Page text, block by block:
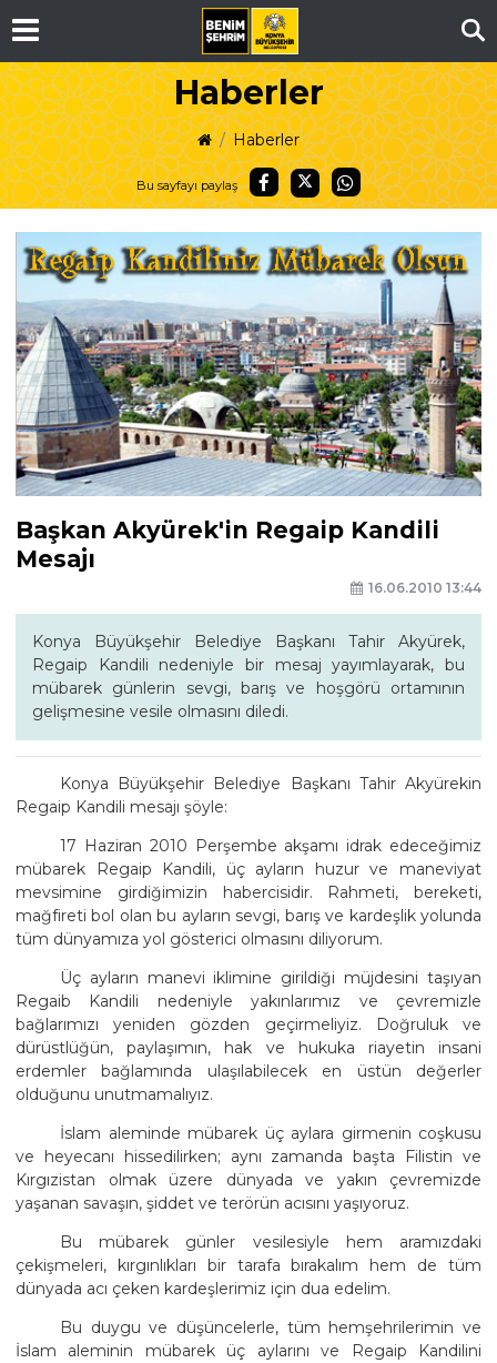
Haberler
Haberler
Bu sayfayı paylaş
Başkan Akyürek'in Regaip Kandili
Mesajı
16.06.2010 13:44
Konya Büyükşehir Belediye Başkanı Tahir Akyürek,
Regaip Kandili nedeniyle bir mesaj yayımlayarak, bu
mübarek günlerin sevgi, barış ve hoşgörü ortamının
gelişmesine vesile olmasını diledi.
Konya Büyükşehir Belediye Başkanı Tahir Akyürekin
Regaip Kandili mesajı şöyle:
17 Haziran 2010 Perşembe akşamı idrak edeceğimiz
mübarek Regaip Kandili, üç ayların huzur ve maneviyat
mevsimine girdiğimizin habercisidir. Rahmeti, bereketi,
mağfireti bol olan bu ayların sevgi, barış ve kardeşlik yolunda
tüm dünyamıza yol gösterici olmasını diliyorum.
Üç ayların manevi iklimine girildiği müjdesini taşıyan
Regaib Kandili nedeniyle yakınlarımız ve çevremizle
bağlarımızı yeniden gözden geçirmeliyiz. Doğruluk ve
dürüstlüğün, paylaşımın, hak ve hukuka riayetin insani
erdemler bağlamında ulaşılabilecek en üstün değerler
olduğunu unutmamalıyız.
İslam aleminde mübarek üç aylara girmenin coşkusu
ve heyecanı hissedilirken; aynı zamanda başta Filistin ve
Kırgızistan olmak üzere dünyada ve yakın çevremizde
yaşanan savaşın, şiddet ve terörün acısını yaşıyoruz.
Bu mübarek günler vesilesiyle hem aramızdaki
çekişmeleri, kırgınlıkları bir tarafa bırakalım hem de tüm
dünyada acı çeken kardeşlerimiz için dua edelim.
Bu duygu ve düşüncelerle, tüm hemşehrilerimin ve
İslam aleminin mübarek üç aylarını ve Regaip Kandilini